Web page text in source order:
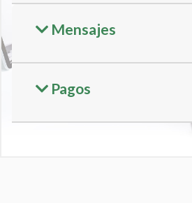
Mensajes
Pagos